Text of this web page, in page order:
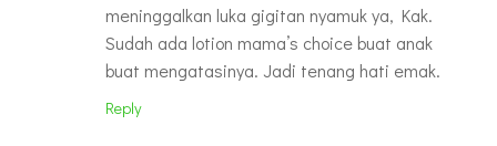
meninggalkan luka gigitan nyamuk ya, Kak.
Sudah ada lotion mama’s choice buat anak
buat mengatasinya. Jadi tenang hati emak.
Reply